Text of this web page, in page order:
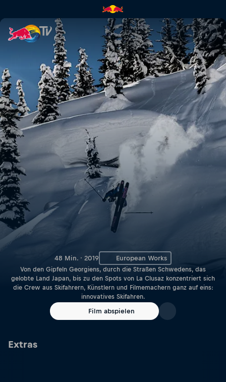
The Collective | Red Bull TV
48 Min. · 2019 European Works
Von den Gipfeln Georgiens, durch die Straßen Schwedens, das
gelobte Land Japan, bis zu den Spots von La Clusaz konzentriert sich
die Crew aus Skifahrern, Künstlern und Filmemachern ganz auf eins:
innovatives Skifahren.
Film abspielen
Extras